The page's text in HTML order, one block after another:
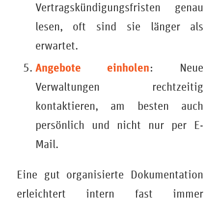
Vertragskündigungsfristen genau
lesen, oft sind sie länger als
erwartet.
Angebote einholen: Neue
Verwaltungen rechtzeitig
kontaktieren, am besten auch
persönlich und nicht nur per E-
Mail.
Eine gut organisierte Dokumentation
erleichtert intern fast immer